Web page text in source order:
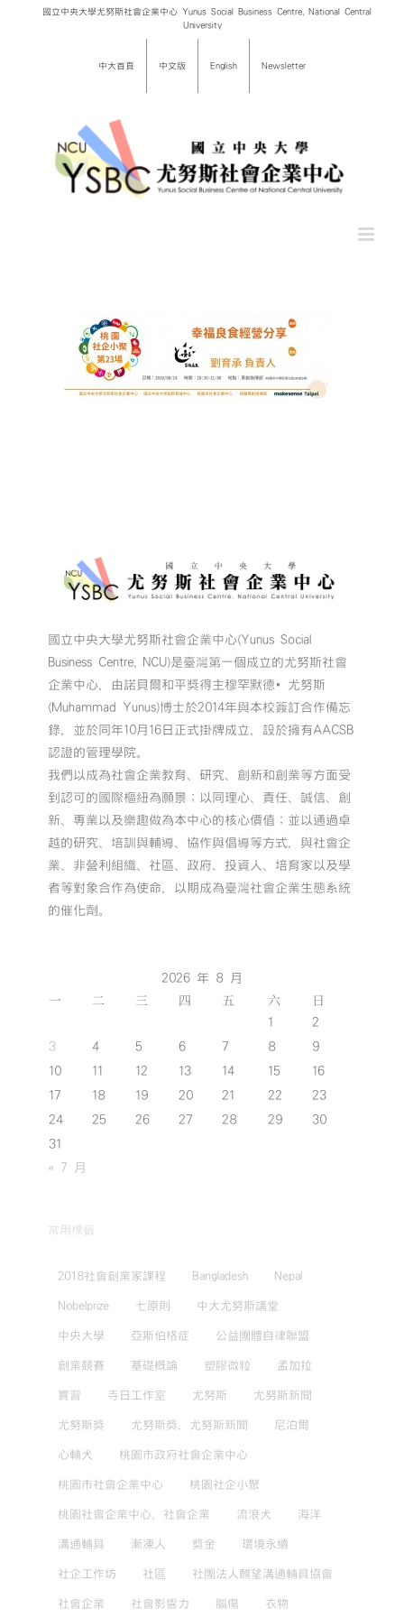
國立中央大學尤努斯社會企業中心 Yunus Social Business Centre, National Central
University
中大首頁 中文版 English Newsletter
國立中央大學尤努斯社會企業中心(Yunus Social
Business Centre, NCU)是臺灣第一個成立的尤努斯社會
企業中心，由諾貝爾和平獎得主穆罕默德•尤努斯
(Muhammad Yunus)博士於2014年與本校簽訂合作備忘
錄，並於同年10月16日正式掛牌成立，設於擁有AACSB
認證的管理學院。
我們以成為社會企業教育、研究、創新和創業等方面受
到認可的國際樞紐為願景；以同理心、責任、誠信、創
新、專業以及樂趣做為本中心的核心價值；並以通過卓
越的研究、培訓與輔導、協作與倡導等方式，與社會企
業、非營利組織、社區、政府、投資人、培育家以及學
者等對象合作為使命，以期成為臺灣社會企業生態系統
的催化劑。
2026 年 8 月
一 二 三 四 五 六 日
1
2
3
4 5 6 7 8
9
10
11 12 13 14 15
16
17
18 19 20 21 22
23
24
25 26 27 28 29
30
31
« 7 月
常用標籤
2018社會創業家課程 Bangladesh Nepal
Nobelprize 七原則 中大尤努斯講堂
中央大學 亞斯伯格症 公益團體自律聯盟
創業競賽 基礎概論 塑膠微粒 孟加拉
實習 寺日工作室 尤努斯 尤努斯新聞
尤努斯獎 尤努斯獎，尤努斯新聞 尼泊爾
心輔犬 桃園市政府社會企業中心
桃園市社會企業中心 桃園社企小聚
桃園社會企業中心，社會企業 流浪犬 海洋
溝通輔具 漸凍人 獎金 環境永續
社企工作坊 社區 社團法人麒望溝通輔具協會
社會企業 社會影響力 腦傷 衣物